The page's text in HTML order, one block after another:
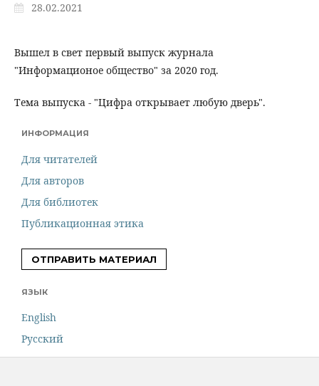
28.02.2021
Вышел в свет первый выпуск журнала
"Информационое общество" за 2020 год.
Тема выпуска - "Цифра открывает любую дверь".
ИНФОРМАЦИЯ
Для читателей
Для авторов
Для библиотек
Публикационная этика
ОТПРАВИТЬ МАТЕРИАЛ
ЯЗЫК
English
Русский